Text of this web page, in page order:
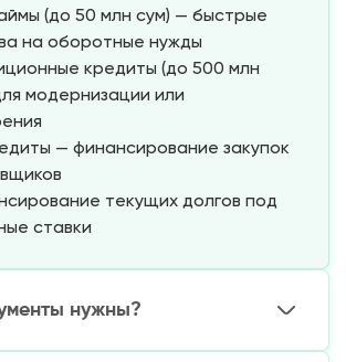
(до 50 млн сум) — быстрые
на оборотные нужды
кредиты (до 500 млн
модернизации или
— финансирование закупок
текущих долгов под
ставки
нужны?
пакет: